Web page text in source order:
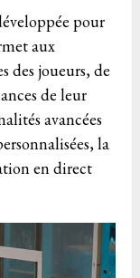
pour
aux
des joueurs, de
de leur
avancées
la
en direct